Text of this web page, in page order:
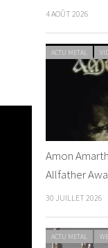
4 AOÛT 2026
ACTU METAL
Amon
Allfather
30 JUILLET 2026
ACTU METAL